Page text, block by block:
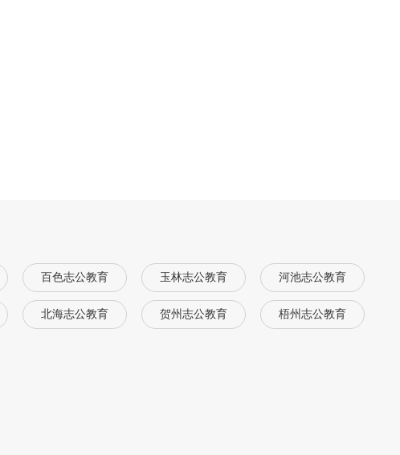
百色志公教育 玉林志公教育 河池志公教育
北海志公教育 贺州志公教育 梧州志公教育